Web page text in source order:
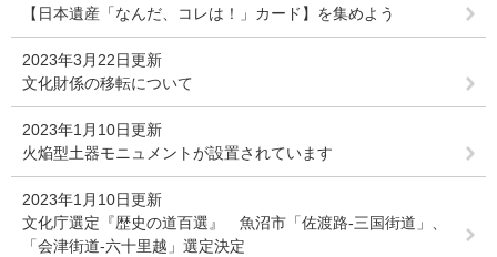
【日本遺産「なんだ、コレは！」カード】を集めよう
2023年3月22日更新
文化財係の移転について
2023年1月10日更新
火焔型土器モニュメントが設置されています
2023年1月10日更新
文化庁選定『歴史の道百選』 魚沼市「佐渡路-三国街道」、
「会津街道-六十里越」選定決定